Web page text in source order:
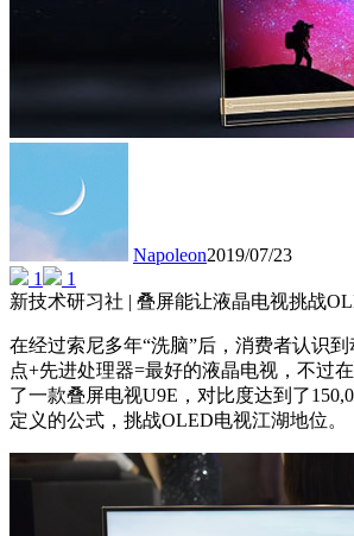
Napoleon2019/07/23
1
1
新技术研习社 | 叠屏能让液晶电视挑战
在经过索尼多年“洗脑”后，消费者认识
点+先进处理器=最好的液晶电视，不过
了一款叠屏电视U9E，对比度达到了
定义的公式，挑战OLED电视江湖地位。